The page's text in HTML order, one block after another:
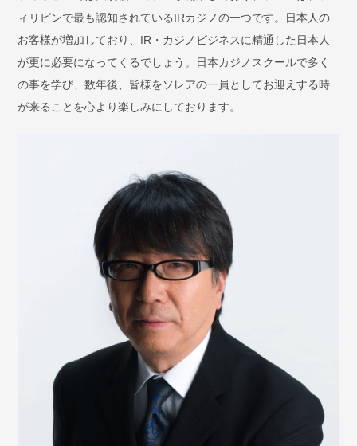
ィリピンで最も認知されているIRカジノの一つです。日本人の
お客様が増加しており、IR・カジノビジネスに精通した日本人
が更に必要になってくるでしょう。日本カジノスクールで多く
の事を学び、数年後、皆様をソレアの一員としてお迎えする時
が来ることを心より楽しみにしております。